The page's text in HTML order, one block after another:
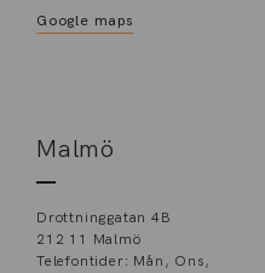
Google maps
Malmö
Drottninggatan 4B
212 11 Malmö
Telefontider: Mån, Ons,